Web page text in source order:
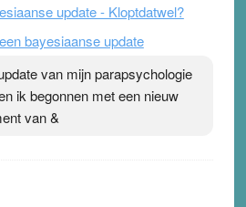
update - Kloptdatwel?
bayesiaanse update
van mijn parapsychologie
ik begonnen met een nieuw
van &